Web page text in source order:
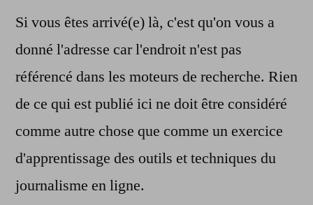
Si vous êtes arrivé(e) là, c'est qu'on vous a
donné l'adresse car l'endroit n'est pas
référencé dans les moteurs de recherche. Rien
de ce qui est publié ici ne doit être considéré
comme autre chose que comme un exercice
d'apprentissage des outils et techniques du
journalisme en ligne.